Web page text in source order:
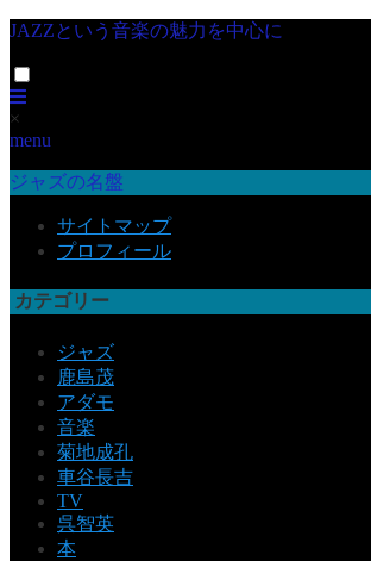
JAZZという音楽の魅力を中心に
×
menu
ジャズの名盤
サイトマップ
プロフィール
カテゴリー
ジャズ
鹿島茂
アダモ
音楽
菊地成孔
車谷長吉
TV
呉智英
本